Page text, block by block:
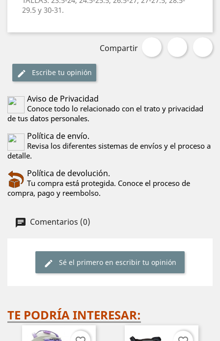
29.5 y 30-31.
Compartir
Escribe tu opinión
Aviso de Privacidad
Conoce todo lo relacionado con el trato y privacidad
de tus datos personales.
Política de envío.
Revisa los diferentes sistemas de envíos y el proceso a
detalle.
Política de devolución.
Tu compra está protegida. Conoce el proceso de
compra, pago y reembolso.
Comentarios (0)
Sé el primero en escribir tu opinión
TE PODRÍA INTERESAR: